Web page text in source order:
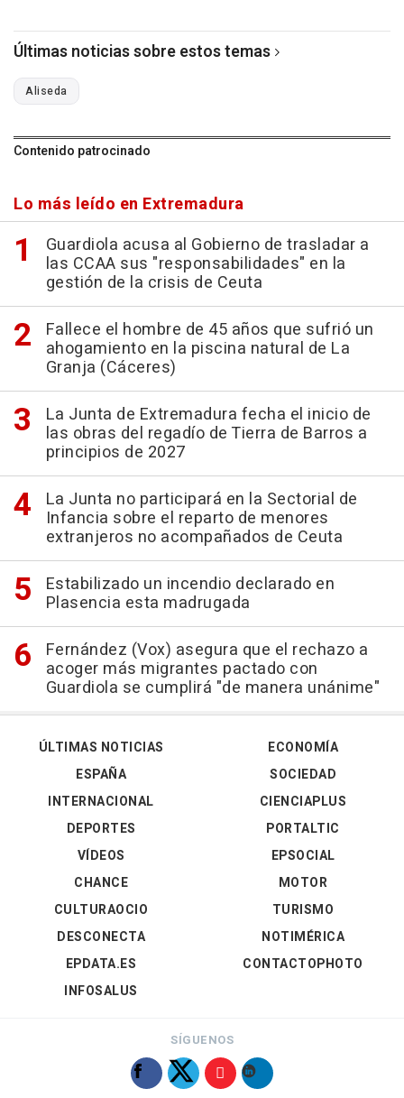
Últimas noticias sobre estos temas
Aliseda
Contenido patrocinado
Lo más leído en Extremadura
Guardiola acusa al Gobierno de trasladar a
las CCAA sus "responsabilidades" en la
gestión de la crisis de Ceuta
Fallece el hombre de 45 años que sufrió un
ahogamiento en la piscina natural de La
Granja (Cáceres)
La Junta de Extremadura fecha el inicio de
las obras del regadío de Tierra de Barros a
principios de 2027
La Junta no participará en la Sectorial de
Infancia sobre el reparto de menores
extranjeros no acompañados de Ceuta
Estabilizado un incendio declarado en
Plasencia esta madrugada
Fernández (Vox) asegura que el rechazo a
acoger más migrantes pactado con
Guardiola se cumplirá "de manera unánime"
ÚLTIMAS NOTICIAS
ESPAÑA
INTERNACIONAL
DEPORTES
VÍDEOS
ECONOMÍA
SOCIEDAD
CIENCIAPLUS
PORTALTIC
EPSOCIAL
CHANCE
CULTURAOCIO
DESCONECTA
EPDATA.ES
INFOSALUS
MOTOR
TURISMO
NOTIMÉRICA
CONTACTOPHOTO
SÍGUENOS